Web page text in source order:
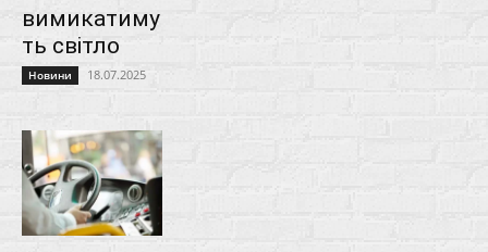
вимикатиму
ть світло
Новини 18.07.2025